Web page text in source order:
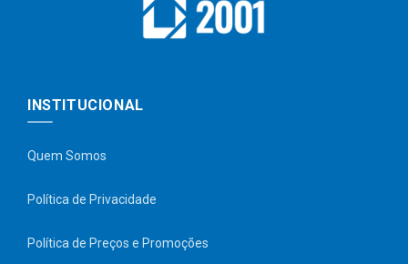
INSTITUCIONAL
Quem Somos
Política de Privacidade
Política de Preços e Promoções